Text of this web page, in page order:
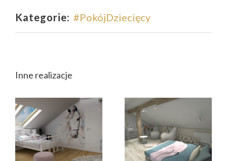
Kategorie: #PokójDziecięcy
Inne realizacje